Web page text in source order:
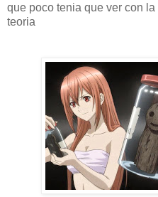
que poco tenia que ver con
teoria